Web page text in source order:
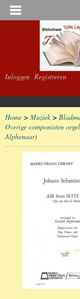
Inloggen Registreren
Home > Muziek>
Overige componisten orgel
Alphenaar)